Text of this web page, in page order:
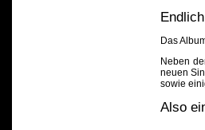
Das
Neben
neuen
sowie
Also